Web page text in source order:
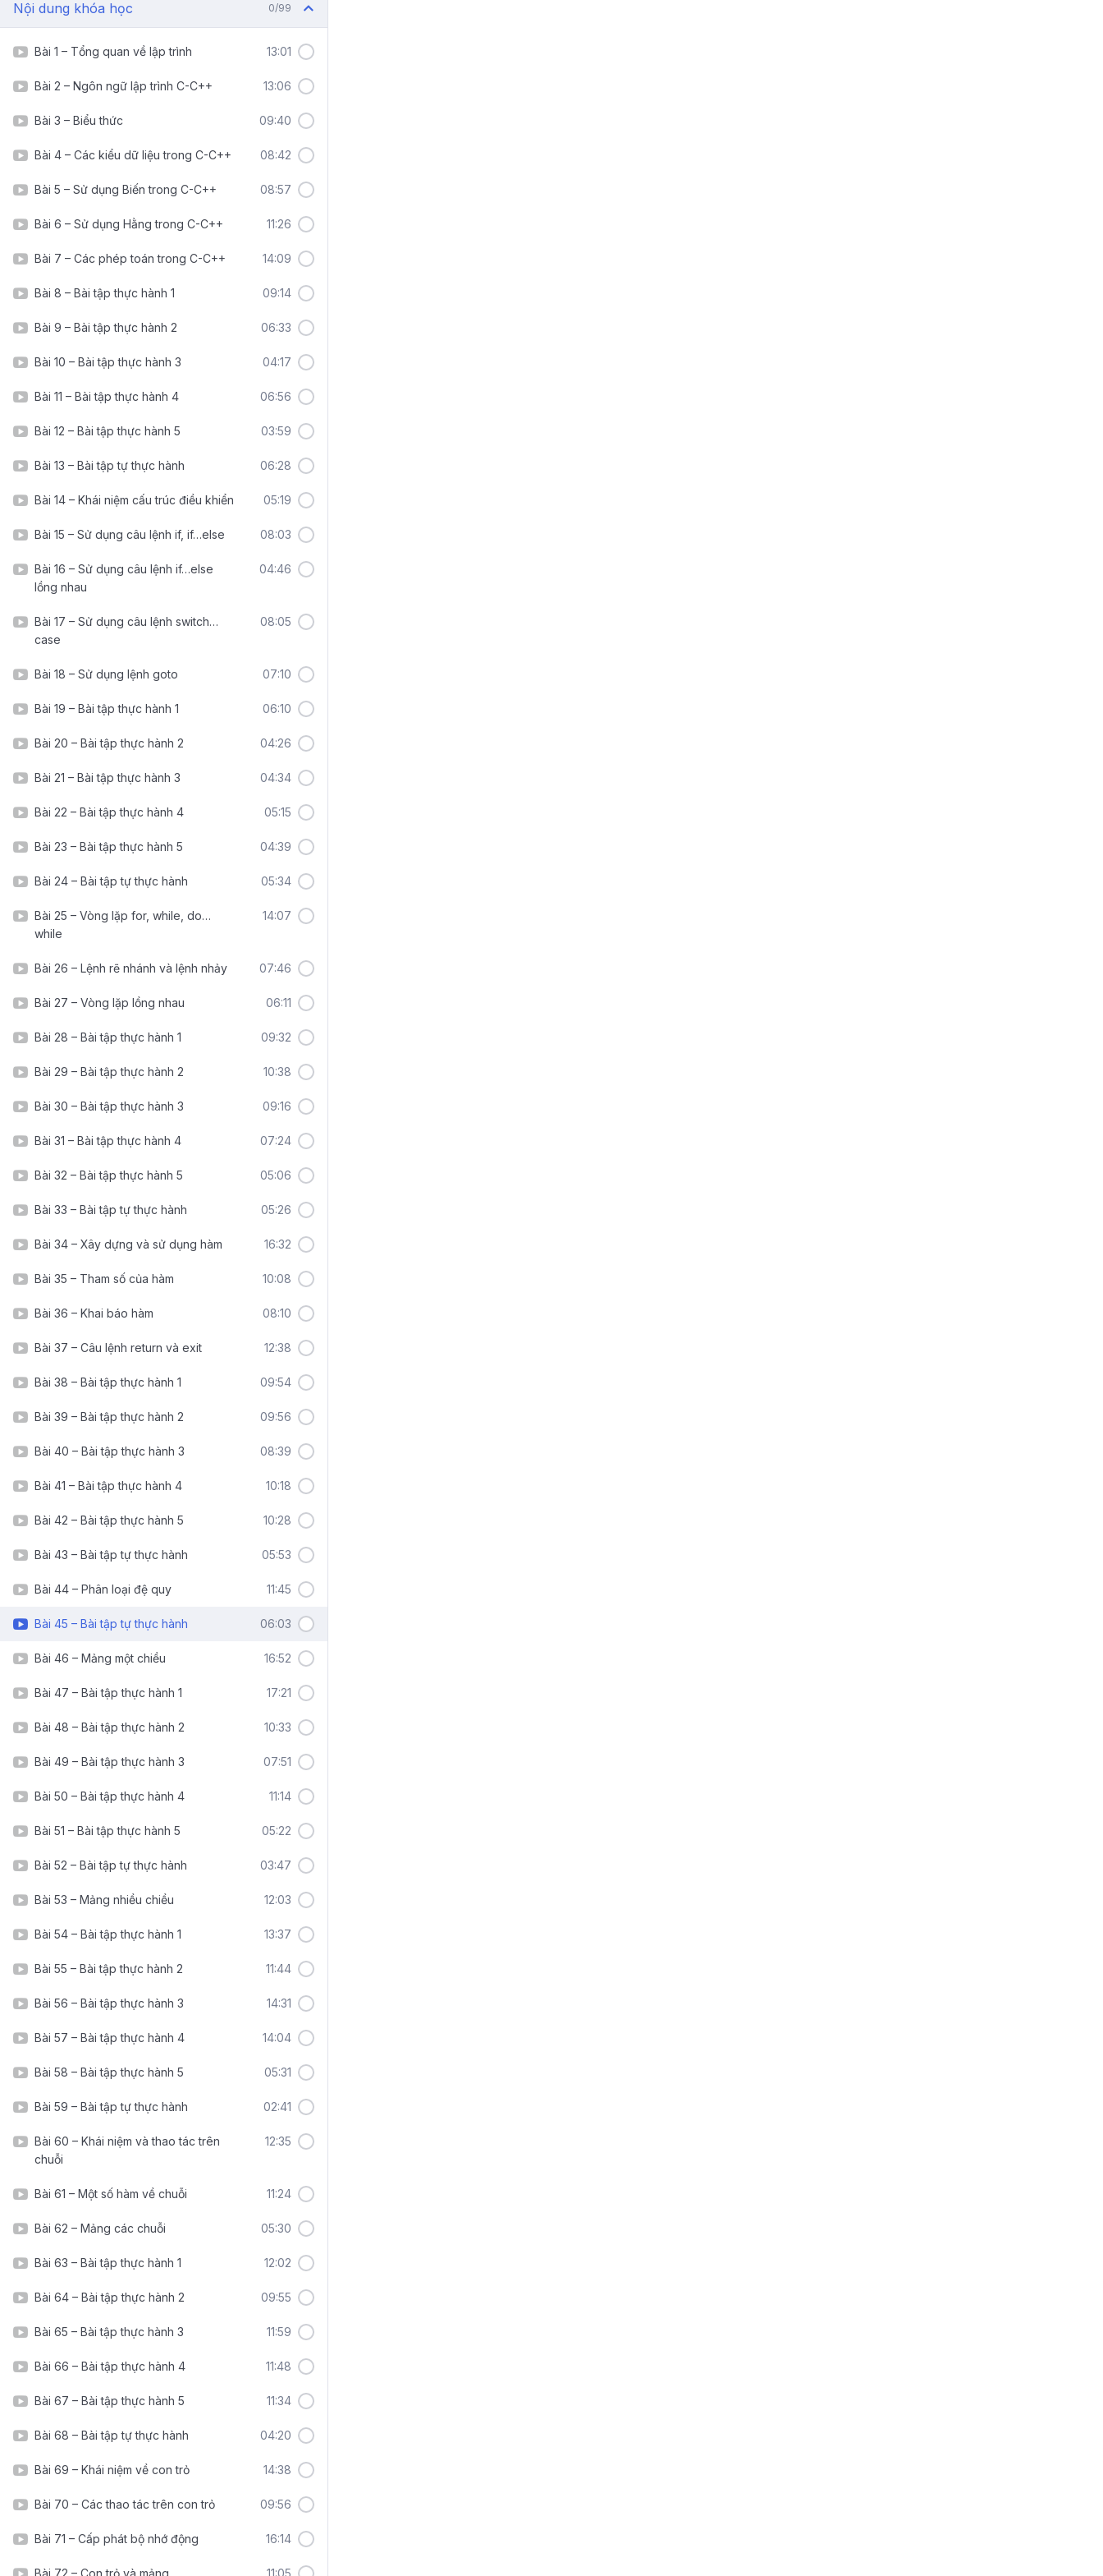
Nội dung khóa học 0/99
Bài 1 – Tổng quan về lập trình 13:01
Bài 2 – Ngôn ngữ lập trình C-C++ 13:06
Bài 3 – Biểu thức 09:40
Bài 4 – Các kiểu dữ liệu trong C-C++ 08:42
Bài 5 – Sử dụng Biến trong C-C++ 08:57
Bài 6 – Sử dụng Hằng trong C-C++ 11:26
Bài 7 – Các phép toán trong C-C++ 14:09
Bài 8 – Bài tập thực hành 1 09:14
Bài 9 – Bài tập thực hành 2 06:33
Bài 10 – Bài tập thực hành 3 04:17
Bài 11 – Bài tập thực hành 4 06:56
Bài 12 – Bài tập thực hành 5 03:59
Bài 13 – Bài tập tự thực hành 06:28
Bài 14 – Khái niệm cấu trúc điều khiển 05:19
Bài 15 – Sử dụng câu lệnh if, if…else 08:03
Bài 16 – Sử dụng câu lệnh if…else
lồng nhau
04:46
Bài 17 – Sử dụng câu lệnh switch…
case
08:05
Bài 18 – Sử dụng lệnh goto 07:10
Bài 19 – Bài tập thực hành 1 06:10
Bài 20 – Bài tập thực hành 2 04:26
Bài 21 – Bài tập thực hành 3 04:34
Bài 22 – Bài tập thực hành 4 05:15
Bài 23 – Bài tập thực hành 5 04:39
Bài 24 – Bài tập tự thực hành 05:34
Bài 25 – Vòng lặp for, while, do…
while
14:07
Bài 26 – Lệnh rẽ nhánh và lệnh nhảy 07:46
Bài 27 – Vòng lặp lồng nhau 06:11
Bài 28 – Bài tập thực hành 1 09:32
Bài 29 – Bài tập thực hành 2 10:38
Bài 30 – Bài tập thực hành 3 09:16
Bài 31 – Bài tập thực hành 4 07:24
Bài 32 – Bài tập thực hành 5 05:06
Bài 33 – Bài tập tự thực hành 05:26
Bài 34 – Xây dựng và sử dụng hàm 16:32
Bài 35 – Tham số của hàm 10:08
Bài 36 – Khai báo hàm 08:10
Bài 37 – Câu lệnh return và exit 12:38
Bài 38 – Bài tập thực hành 1 09:54
Bài 39 – Bài tập thực hành 2 09:56
Bài 40 – Bài tập thực hành 3 08:39
Bài 41 – Bài tập thực hành 4 10:18
Bài 42 – Bài tập thực hành 5 10:28
Bài 43 – Bài tập tự thực hành 05:53
Bài 44 – Phân loại đệ quy 11:45
Bài 45 – Bài tập tự thực hành 06:03
Bài 46 – Mảng một chiều 16:52
Bài 47 – Bài tập thực hành 1 17:21
Bài 48 – Bài tập thực hành 2 10:33
Bài 49 – Bài tập thực hành 3 07:51
Bài 50 – Bài tập thực hành 4 11:14
Bài 51 – Bài tập thực hành 5 05:22
Bài 52 – Bài tập tự thực hành 03:47
Bài 53 – Mảng nhiều chiều 12:03
Bài 54 – Bài tập thực hành 1 13:37
Bài 55 – Bài tập thực hành 2 11:44
Bài 56 – Bài tập thực hành 3 14:31
Bài 57 – Bài tập thực hành 4 14:04
Bài 58 – Bài tập thực hành 5 05:31
Bài 59 – Bài tập tự thực hành 02:41
Bài 60 – Khái niệm và thao tác trên
chuỗi
12:35
Bài 61 – Một số hàm về chuỗi 11:24
Bài 62 – Mảng các chuỗi 05:30
Bài 63 – Bài tập thực hành 1 12:02
Bài 64 – Bài tập thực hành 2 09:55
Bài 65 – Bài tập thực hành 3 11:59
Bài 66 – Bài tập thực hành 4 11:48
Bài 67 – Bài tập thực hành 5 11:34
Bài 68 – Bài tập tự thực hành 04:20
Bài 69 – Khái niệm về con trỏ 14:38
Bài 70 – Các thao tác trên con trỏ 09:56
Bài 71 – Cấp phát bộ nhớ động 16:14
Bài 72 – Con trỏ và mảng 11:05